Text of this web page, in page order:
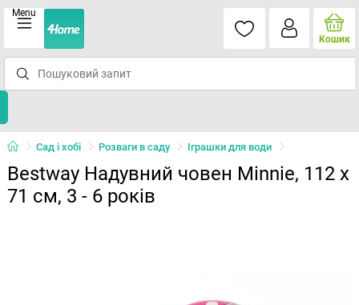
Menu
Кошик
Сад і хобі Розваги в саду Іграшки для води
Bestway Надувний човен Minnie, 112 x
71 см, 3 - 6 років